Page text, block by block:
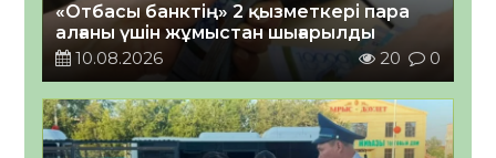
«Отбасы банктің» 2 қызметкері пара
алғаны үшін жұмыстан шығарылды
10.08.2026
20 0